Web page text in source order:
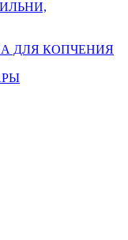
ДЛЯ КОПЧЕНИЯ